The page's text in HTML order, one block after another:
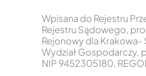
Wpisana do Rejestru
Rejestru Sądowego,
Rejonowy dla Krakowa-
Wydział Gospodarczy,
NIP 9452305180,